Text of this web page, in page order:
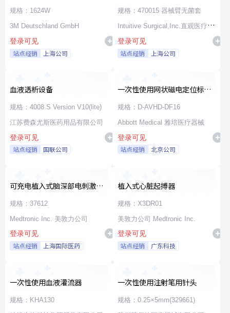
规格：1624W
3M Deutschland GmbH
登录可见
站点经销 上海公司
源器械和附件
规格：470015 器械臂无菌套
Intuitive Surgical,Inc.直观医疗公
司
登录可见
站点经销 上海公司
血液透析设备
规格：4008 S Version V10(lite)
江苏费森尤斯医药用品有限公司
登录可见
站点经销 国联公司
一次性使用网状磁电定位标测
导管
规格：D-AVHD-DF16
Abbott Medical 雅培医疗器械
登录可见
站点经销 北京公司
可充电植入式脑深部电刺激脉
冲发生器套件
规格：37612
Medtronic Inc. 美敦力公司
登录可见
站点经销 上海国际医药
植入式心脏起搏器
规格：X3DR01
美敦力公司 Medtronic Inc.
登录可见
站点经销 广东科技
一次性使用血液灌流器
规格：KHA130
一次性使用注射笔用针头
规格：0.25×5mm(329661)